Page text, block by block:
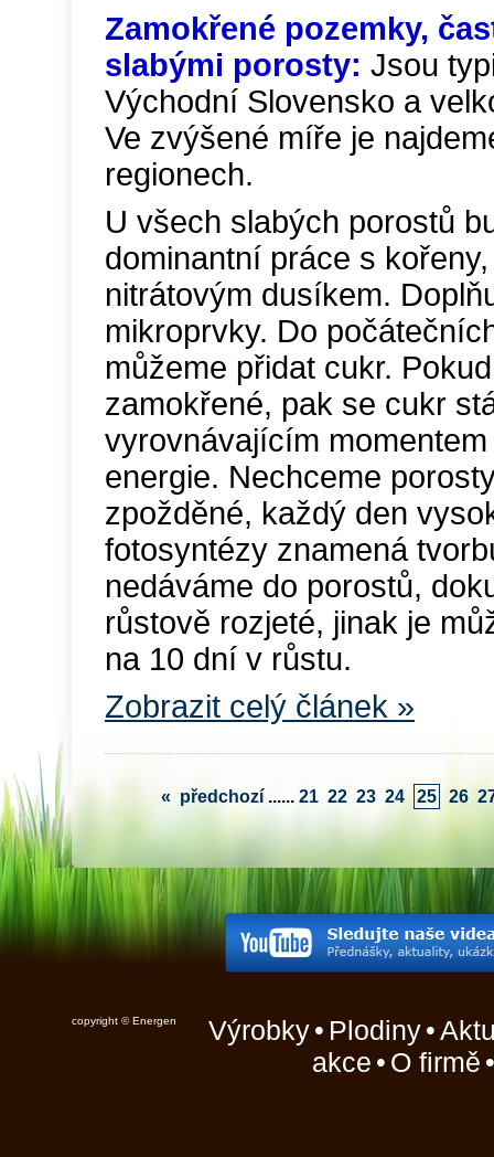
Zamokřené pozemky,
slabými porosty: Jsou
Východní Slovensko a
Ve zvýšené míře je
regionech.
U všech slabých porostů
dominantní práce s
nitrátovým dusíkem.
mikroprvky. Do
můžeme přidat cukr.
zamokřené, pak se cukr
vyrovnávajícím
energie. Nechceme
zpožděné, každý den
fotosyntézy znamená
nedáváme do porostů,
růstově rozjeté, jinak je
na 10 dní v růstu.
Zobrazit celý článek »
« předchozí ...... 21 22 23 24 25 26
copyright © Energen Výrobky• Plodiny•
akce • O firmě •